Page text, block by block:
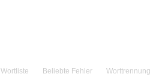
Wortliste Beliebte Fehler Worttrennung